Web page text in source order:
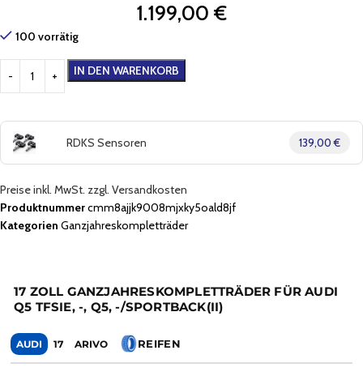
1.199,00 €
100 vorrätig
IN DEN WARENKORB
RDKS Sensoren 139,00 €
Preise inkl. MwSt. zzgl. Versandkosten
Produktnummercmm8ajjk9008mjxky5oald8jf
Kategorien Ganzjahreskompletträder
17 ZOLL GANZJAHRESKOMPLETTRÄDER FÜR AUDI
Q5 TFSIE, -, Q5, -/SPORTBACK(II)
AUDI 17 ARIVO REIFEN